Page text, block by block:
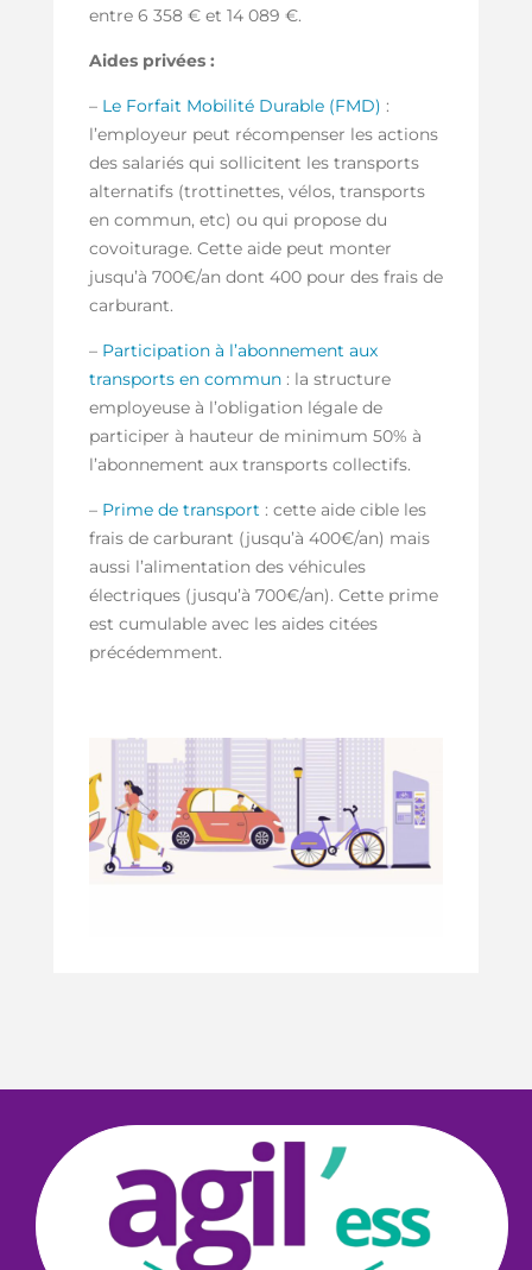
entre 6 358 € et 14 089 €.
Aides privées :
– Le Forfait Mobilité Durable (FMD) :
l’employeur peut récompenser les actions
des salariés qui sollicitent les transports
alternatifs (trottinettes, vélos, transports
en commun, etc) ou qui propose du
covoiturage. Cette aide peut monter
jusqu’à 700€/an dont 400 pour des frais de
carburant.
–Participation à l’abonnement aux
transports en commun: la structure
employeuse à l’obligation légale de
participer à hauteur de minimum 50% à
l’abonnement aux transports collectifs.
– Prime de transport : cette aide cible les
frais de carburant (jusqu’à 400€/an) mais
aussi l’alimentation des véhicules
électriques (jusqu’à 700€/an). Cette prime
est cumulable avec les aides citées
précédemment.